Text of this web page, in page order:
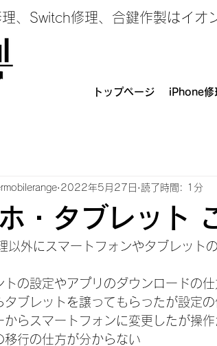
・タブレット
2022年5月27日 読了時間: 1分
以外にスマートフォンやタブレット
トの設定やアプリのダウンロードの
タブレットを譲ってもらったが設定
からスマートフォンに変更したが操
移行の仕方が分からない
、Switch修理、合鍵作製はイオ
トップページ iPhone修